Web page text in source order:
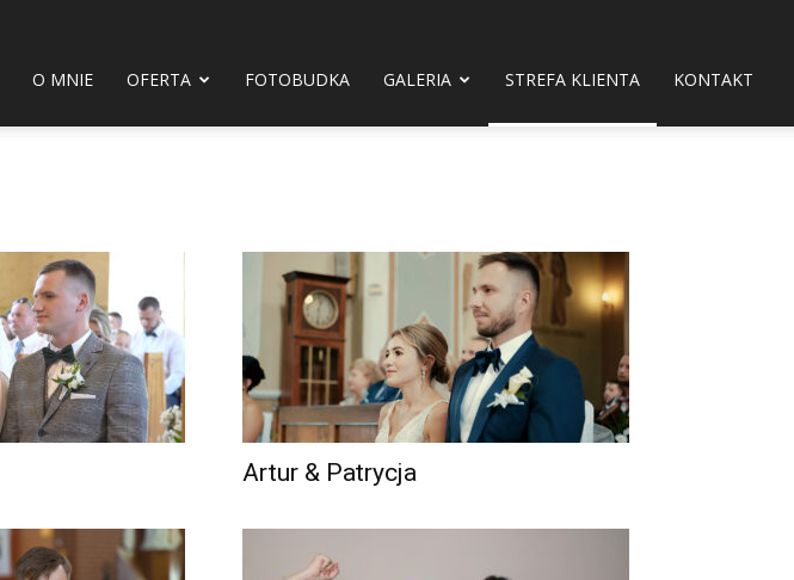
O MNIE OFERTA FOTOBUDKA GALERIA STREFA KLIENTA KONTAKT
Artur & Patrycja